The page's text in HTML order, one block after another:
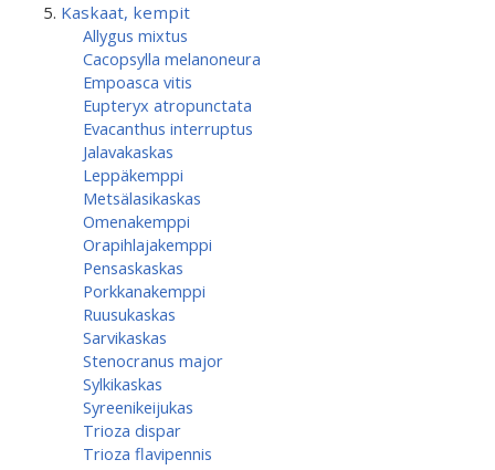
Kaskaat, kempit
Allygus mixtus
Cacopsylla melanoneura
Empoasca vitis
Eupteryx atropunctata
Evacanthus interruptus
Jalavakaskas
Leppäkemppi
Metsälasikaskas
Omenakemppi
Orapihlajakemppi
Pensaskaskas
Porkkanakemppi
Ruusukaskas
Sarvikaskas
Stenocranus major
Sylkikaskas
Syreenikeijukas
Trioza dispar
Trioza flavipennis